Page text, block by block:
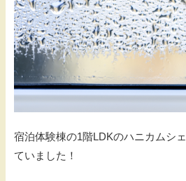
宿泊体験棟の1階LDKのハニカムシ
ていました！